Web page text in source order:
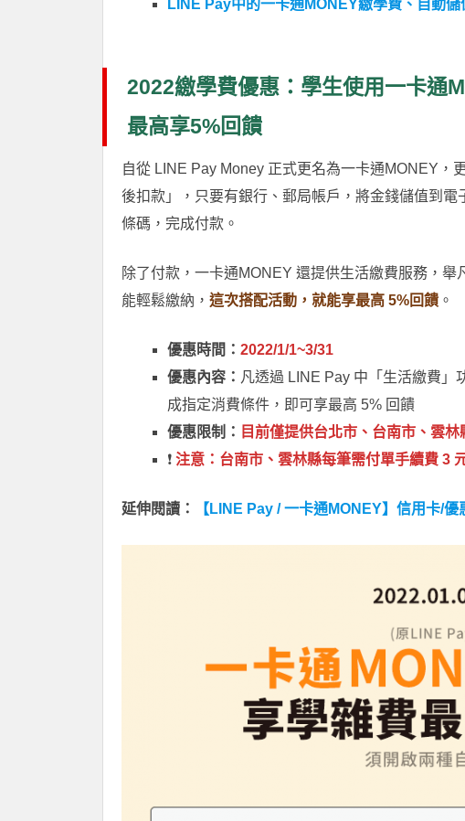
LINE Pay中的一卡通MONEY繳學費、自動儲
2022繳學費優惠：學生使用一卡通
最高享5%回饋
自從 LINE Pay Money 正式更名為一卡通MONEY，
後扣款」，只要有銀行、郵局帳戶，將金錢儲值到
條碼，完成付款。
除了付款，一卡通MONEY 還提供生活繳費服務，
能輕鬆繳納， 這次搭配活動，就能享最高 5%回饋 。
優惠時間： 2022/1/1~3/31
優惠內容： 凡透過 LINE Pay 中「生活繳費」
成指定消費條件，即可享最高 5% 回饋
優惠限制： 目前僅提供台北市、台南市、雲
❗ 注意：台南市、雲林縣每筆需付單手續費 3
延伸閱讀： 【LINE Pay / 一卡通MONEY】信用卡/